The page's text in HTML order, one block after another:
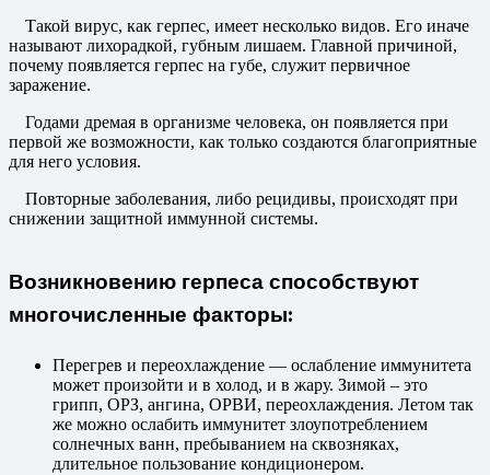
Такой вирус, как герпес, имеет несколько видов. Его иначе
называют лихорадкой, губным лишаем. Главной причиной,
почему появляется герпес на губе, служит первичное
заражение.
Годами дремая в организме человека, он появляется при
первой же возможности, как только создаются благоприятные
для него условия.
Повторные заболевания, либо рецидивы, происходят при
снижении защитной иммунной системы.
Возникновению герпеса способствуют
многочисленные факторы:
Перегрев и переохлаждение — ослабление иммунитета
может произойти и в холод, и в жару. Зимой – это
грипп, ОРЗ, ангина, ОРВИ, переохлаждения. Летом так
же можно ослабить иммунитет злоупотреблением
солнечных ванн, пребыванием на сквозняках,
длительное пользование кондиционером.